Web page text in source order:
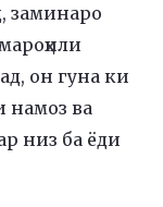
заминаро
он гуна ки
намоз ва
низ ба ёди